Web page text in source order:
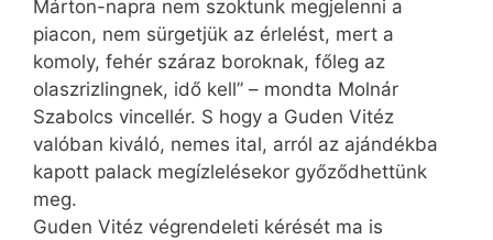
Márton-napra nem szoktunk megjelenni a
piacon, nem sürgetjük az érlelést, mert a
komoly, fehér száraz boroknak, főleg az
olaszrizlingnek, idő kell” – mondta Molnár
Szabolcs vincellér. S hogy a Guden Vitéz
valóban kiváló, nemes ital, arról az ajándékba
kapott palack megízlelésekor győződhettünk
meg.
Guden Vitéz végrendeleti kérését ma is